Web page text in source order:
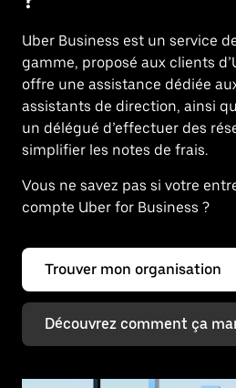
Uber Business est un service
gamme, proposé aux clients
offre une assistance dédiée
assistants de direction, ainsi
un délégué d’effectuer des
simplifier les notes de frais.
Vous ne savez pas si votre
compte Uber for Business ?
Trouver mon organisation
Découvrez comment ça